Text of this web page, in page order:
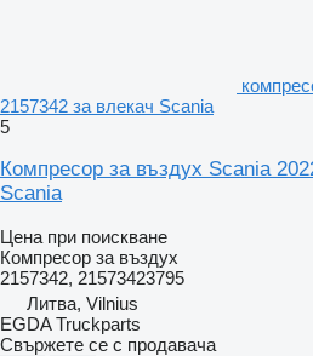
2157342 за влекач Scania
5
Компресор за въздух Scania
Scania
Цена при поискване
Компресор за въздух
2157342, 21573423795
Литва, Vilnius
EGDA Truckparts
Свържете се с продавача